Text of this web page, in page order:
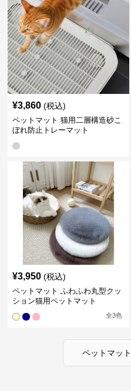
¥3,860 (税込)
ペットマット 猫用二層構造砂こ
ぼれ防止トレーマット
¥3,950 (税込)
ペットマット ふわふわ丸型クッ
ション猫用ペットマット
全3色
ペットマット